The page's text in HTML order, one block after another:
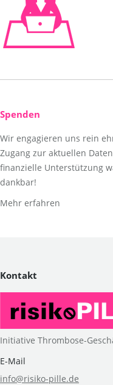
Spenden
Wir engagieren uns rein
Zugang zur aktuellen
finanzielle Unterstützung
dankbar!
Mehr erfahren
Kontakt
Initiative Thrombose-
E-Mail
info@risiko-pille.de